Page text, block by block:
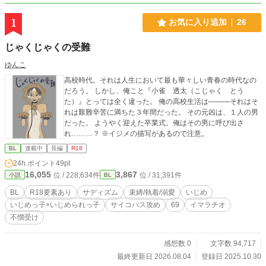
1 お気に入り追加 26
じゃくじゃくの受難
ゆんこ
高校時代。それは人生において最も華々しい青春の時代なの
だろう。 しかし、俺こと『小雀 透太（こじゃく とう
た）』とっては全く違った。 俺の高校生活は────それはそ
れは艱難辛苦に満ちた３年間だった。 その元凶は、１人の男
だった。 ようやく迎えた卒業式。俺はその男に呼び出さ
れ………？ ※イジメの描写があるので注意。
BL 連載中 長編 R18
24h.ポイント 49pt
小説 16,055 位 / 228,634件 BL 3,867 位 / 31,391件
BL R18要素あり サディズム 束縛/執着/溺愛
いじめ
いじめっ子×いじめられっ子
サイコパス攻め 69
イマラチオ
不憫受け
感想数 0
文字数 94,717
最終更新日 2026.08.04
登録日 2025.10.30